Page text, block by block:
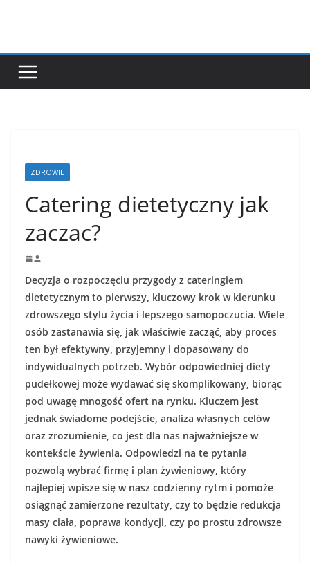
ZDROWIE
Catering dietetyczny jak
zaczac?
Decyzja o rozpoczęciu przygody z cateringiem
dietetycznym to pierwszy, kluczowy krok w kierunku
zdrowszego stylu życia i lepszego samopoczucia. Wiele
osób zastanawia się, jak właściwie zacząć, aby proces
ten był efektywny, przyjemny i dopasowany do
indywidualnych potrzeb. Wybór odpowiedniej diety
pudełkowej może wydawać się skomplikowany, biorąc
pod uwagę mnogość ofert na rynku. Kluczem jest
jednak świadome podejście, analiza własnych celów
oraz zrozumienie, co jest dla nas najważniejsze w
kontekście żywienia. Odpowiedzi na te pytania
pozwolą wybrać firmę i plan żywieniowy, który
najlepiej wpisze się w nasz codzienny rytm i pomoże
osiągnąć zamierzone rezultaty, czy to będzie redukcja
masy ciała, poprawa kondycji, czy po prostu zdrowsze
nawyki żywieniowe.